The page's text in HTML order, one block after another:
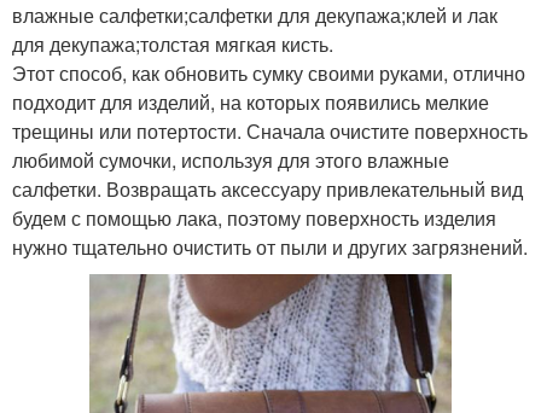
влажные салфетки;салфетки для декупажа;клей и лак
для декупажа;толстая мягкая кисть.
Этот способ, как обновить сумку своими руками, отлично
подходит для изделий, на которых появились мелкие
трещины или потертости. Сначала очистите поверхность
любимой сумочки, используя для этого влажные
салфетки. Возвращать аксессуару привлекательный вид
будем с помощью лака, поэтому поверхность изделия
нужно тщательно очистить от пыли и других загрязнений.